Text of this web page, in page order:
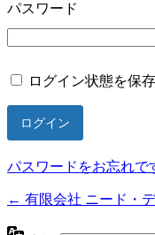
パスワード
ログイン状態を保
パスワードをお忘れで
← 有限会社 ニード・